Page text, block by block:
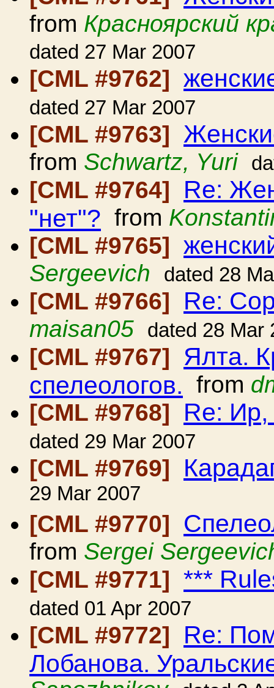
from Красноярский
dated 27 Mar 2007
[CML #9762]
dated 27 Mar 2007
[CML #9763]
from Schwartz, Yuri
[CML #9764] Re:
"нет"? from
[CML #9765]
Sergeevich dated 28
[CML #9766] Re:
maisan05 dated 28 Mar
[CML #9767] Ялта.
спелеологов. from
[CML #9768]
Re:
dated 29 Mar 2007
[CML #9769]
29 Mar 2007
[CML #9770]
from Sergei
[CML #9771] ***
dated 01 Apr 2007
[CML #9772] Re:
Лобанова.